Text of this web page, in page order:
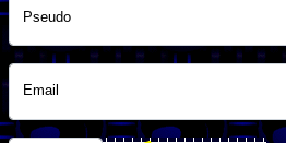
Pseudo
Email